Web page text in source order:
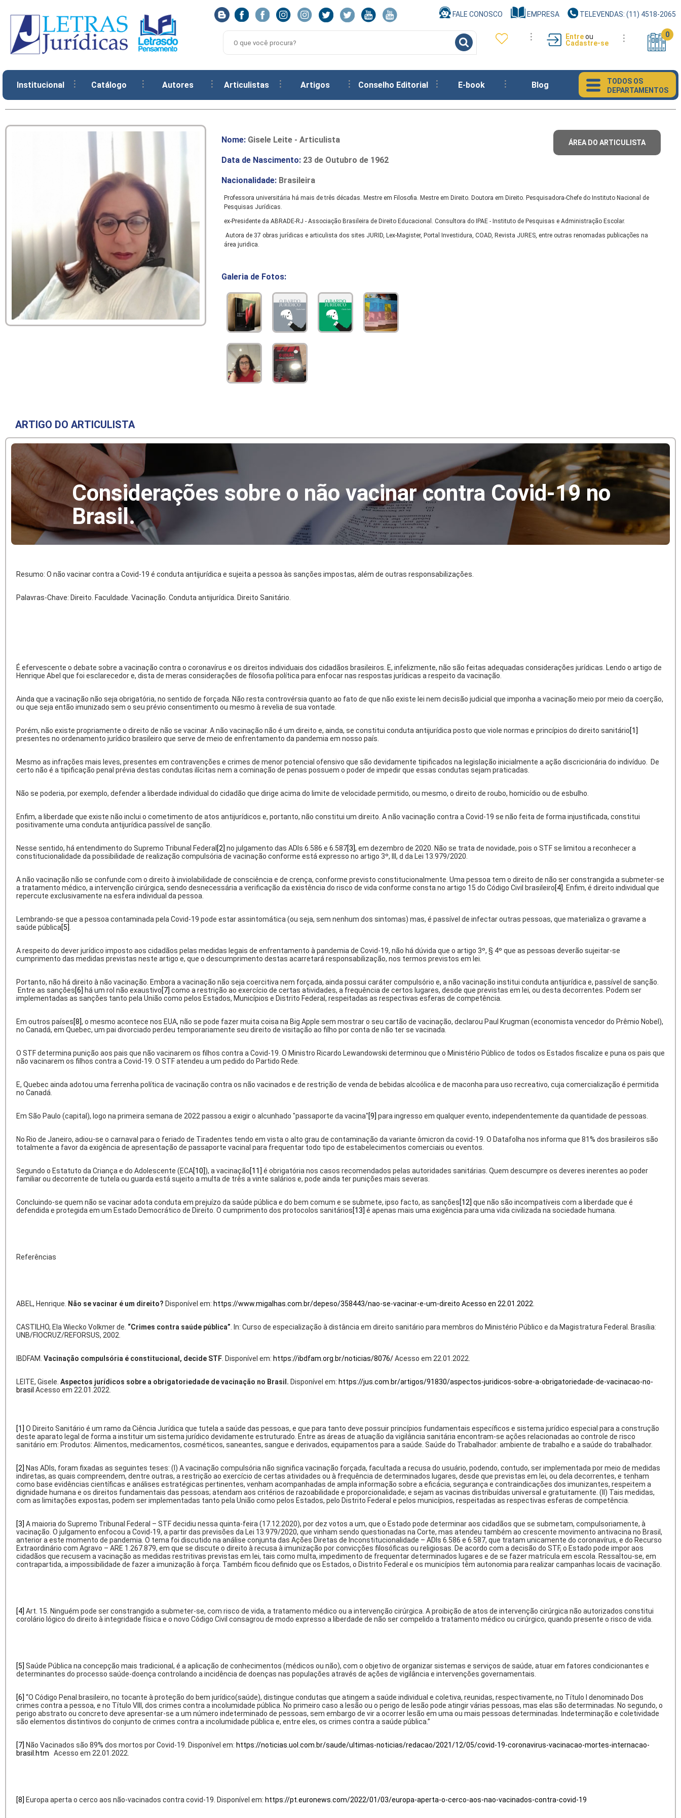
FALE CONOSCO EMPRESA TELEVENDAS: (11) 4518-2065
Entreou
Cadastre-se
0
Institucional Catálogo Autores Articulistas Artigos Conselho Editorial E-book Blog
TODOS OS
DEPARTAMENTOS
ÁREA DO ARTICULISTA
Nome: Gisele Leite - Articulista
Data de Nascimento: 23 de Outubro de 1962
Nacionalidade: Brasileira
Professora universitária há mais de três décadas. Mestre em Filosofia. Mestre em Direito. Doutora em Direito. Pesquisadora-Chefe do Instituto Nacional de
Pesquisas Jurídicas.
ex-Presidente da ABRADE-RJ - Associação Brasileira de Direito Educacional. Consultora do IPAE - Instituto de Pesquisas e Administração Escolar.
Autora de 37 obras jurídicas e articulista dos sites JURID, Lex-Magister, Portal Investidura, COAD, Revista JURES, entre outras renomadas publicações na
área juridica.
Galeria de Fotos:
ARTIGO DO ARTICULISTA
Considerações sobre o não vacinar contra Covid-19 no
Brasil.
Resumo: O não vacinar contra a Covid-19 é conduta antijurídica e sujeita a pessoa às sanções impostas, além de outras responsabilizações.
Palavras-Chave: Direito. Faculdade. Vacinação. Conduta antijurídica. Direito Sanitário.
É efervescente o debate sobre a vacinação contra o coronavírus e os direitos individuais dos cidadãos brasileiros. E, infelizmente, não são feitas adequadas considerações jurídicas. Lendo o artigo de
Henrique Abel que foi esclarecedor e, dista de meras considerações de filosofia política para enfocar nas respostas jurídicas a respeito da vacinação.
Ainda que a vacinação não seja obrigatória, no sentido de forçada. Não resta controvérsia quanto ao fato de que não existe lei nem decisão judicial que imponha a vacinação meio por meio da coerção,
ou que seja então imunizado sem o seu prévio consentimento ou mesmo à revelia de sua vontade.
Porém, não existe propriamente o direito de não se vacinar. A não vacinação não é um direito e, ainda, se constitui conduta antijurídica posto que viole normas e princípios do direito sanitário[1]
presentes no ordenamento jurídico brasileiro que serve de meio de enfrentamento da pandemia em nosso país.
Mesmo as infrações mais leves, presentes em contravenções e crimes de menor potencial ofensivo que são devidamente tipificados na legislação inicialmente a ação discricionária do indivíduo. De
certo não é a tipificação penal prévia destas condutas ilícitas nem a cominação de penas possuem o poder de impedir que essas condutas sejam praticadas.
Não se poderia, por exemplo, defender a liberdade individual do cidadão que dirige acima do limite de velocidade permitido, ou mesmo, o direito de roubo, homicídio ou de esbulho.
Enfim, a liberdade que existe não inclui o cometimento de atos antijurídicos e, portanto, não constitui um direito. A não vacinação contra a Covid-19 se não feita de forma injustificada, constitui
positivamente uma conduta antijurídica passível de sanção.
Nesse sentido, há entendimento do Supremo Tribunal Federal [2] no julgamento das ADIs 6.586 e 6.587[3], em dezembro de 2020. Não se trata de novidade, pois o STF se limitou a reconhecer a
constitucionalidade da possibilidade de realização compulsória de vacinação conforme está expresso no artigo 3º, III, d da Lei 13.979/2020.
A não vacinação não se confunde com o direito à inviolabilidade de consciência e de crença, conforme previsto constitucionalmente. Uma pessoa tem o direito de não ser constrangida a submeter-se
a tratamento médico, a intervenção cirúrgica, sendo desnecessária a verificação da existência do risco de vida conforme consta no artigo 15 do Código Civil brasileiro[4]
. Enfim, é direito individual que
repercute exclusivamente na esfera individual da pessoa.
Lembrando-se que a pessoa contaminada pela Covid-19 pode estar assintomática (ou seja, sem nenhum dos sintomas) mas, é passível de infectar outras pessoas, que materializa o gravame a
saúde pública[5]
A respeito do dever jurídico imposto aos cidadãos pelas medidas legais de enfrentamento à pandemia de Covid-19, não há dúvida que o artigo 3º, § 4º que as pessoas deverão sujeitar-se
cumprimento das medidas previstas neste artigo e, que o descumprimento destas acarretará responsabilização, nos termos previstos em lei.
Portanto, não há direito à não vacinação. Embora a vacinação não seja coercitiva nem forçada, ainda possui caráter compulsório e, a não vacinação institui conduta antijurídica e, passível de sanção.
Entre as sanções[6] há um rol não exaustivo[7] como a restrição ao exercício de certas atividades, a frequência de certos lugares, desde que previstas em lei, ou desta decorrentes. Podem ser
implementadas as sanções tanto pela União como pelos Estados, Municípios e Distrito Federal, respeitadas as respectivas esferas de competência.
Em outros países[8], o mesmo acontece nos EUA, não se pode fazer muita coisa na Big Apple sem mostrar o seu cartão de vacinação, declarou Paul Krugman (economista vencedor do Prêmio Nobel),
no Canadá, em Quebec, um pai divorciado perdeu temporariamente seu direito de visitação ao filho por conta de não ter se vacinada.
O STF determina punição aos pais que não vacinarem os filhos contra a Covid-19. O Ministro Ricardo Lewandowski determinou que o Ministério Público de todos os Estados fiscalize e puna os pais que
não vacinarem os filhos contra a Covid-19. O STF atendeu a um pedido do Partido Rede.
E, Quebec ainda adotou uma ferrenha política de vacinação contra os não vacinados e de restrição de venda de bebidas alcoólica e de maconha para uso recreativo, cuja comercialização é permitida
no Canadá.
Em São Paulo (capital), logo na primeira semana de 2022 passou a exigir o alcunhado "passaporte da vacina"[9] para ingresso em qualquer evento, independentemente da quantidade de pessoas.
No Rio de Janeiro, adiou-se o carnaval para o feriado de Tiradentes tendo em vista o alto grau de contaminação da variante ômicron da covid-19. O Datafolha nos informa que 81% dos brasileiros são
totalmente a favor da exigência de apresentação de passaporte vacinal para frequentar todo tipo de estabelecimentos comerciais ou eventos.
Segundo o Estatuto da Criança e do Adolescente (ECA[10]), a vacinação[11] é obrigatória nos casos recomendados pelas autoridades sanitárias. Quem descumpre os deveres inerentes ao poder
familiar ou decorrente de tutela ou guarda está sujeito a multa de três a vinte salários e, pode ainda ter punições mais severas.
Concluindo-se quem não se vacinar adota conduta em prejuízo da saúde pública e do bem comum e se submete, ipso facto, as sanções[12] que não são incompatíveis com a liberdade que é
defendida e protegida em um Estado Democrático de Direito. O cumprimento dos protocolos sanitários[13] é apenas mais uma exigência para uma vida civilizada na sociedade humana.
Referências
ABEL, Henrique. Não se vacinar é um direito? Disponível em: https://www.migalhas.com.br/depeso/358443/nao-se-vacinar-e-um-direito Acesso en 22.01.2022
CASTILHO, Ela Wiecko Volkmer de. “Crimes contra saúde pública” . In: Curso de especialização à distância em direito sanitário para membros do Ministério Público e da Magistratura Federal. Brasília:
UNB/FIOCRUZ/REFORSUS, 2002.
IBDFAM. Vacinação compulsória é constitucional, decide STF . Disponível em: https://ibdfam.org.br/noticias/8076/Acesso em 22.01.2022.
LEITE, Gisele. Aspectos jurídicos sobre a obrigatoriedade de vacinação no Brasil. Disponível em: https://jus.com.br/artigos/91830/aspectos-juridicos-sobre-a-obrigatoriedade-de-vacinacao-no-
brasil Acesso em 22.01.2022.
[1] O Direito Sanitário é um ramo da Ciência Jurídica que tutela a saúde das pessoas, e que para tanto deve possuir princípios fundamentais específicos e sistema jurídico especial para a construção
deste aparato legal de forma a instituir um sistema jurídico devidamente estruturado. Entre as áreas de atuação da vigilância sanitária encontram-se ações relacionadas ao controle de risco
sanitário em: Produtos: Alimentos, medicamentos, cosméticos, saneantes, sangue e derivados, equipamentos para a saúde. Saúde do Trabalhador: ambiente de trabalho e a saúde do trabalhador.
[2] Nas ADIs, foram fixadas as seguintes teses: (I) A vacinação compulsória não significa vacinação forçada, facultada a recusa do usuário, podendo, contudo, ser implementada por meio de medidas
indiretas, as quais compreendem, dentre outras, a restrição ao exercício de certas atividades ou à frequência de determinados lugares, desde que previstas em lei, ou dela decorrentes, e tenham
como base evidências científicas e análises estratégicas pertinentes, venham acompanhadas de ampla informação sobre a eficácia, segurança e contraindicações dos imunizantes, respeitem a
dignidade humana e os direitos fundamentais das pessoas; atendam aos critérios de razoabilidade e proporcionalidade; e sejam as vacinas distribuídas universal e gratuitamente. (II) Tais medidas,
com as limitações expostas, podem ser implementadas tanto pela União como pelos Estados, pelo Distrito Federal e pelos municípios, respeitadas as respectivas esferas de competência.
[3] A maioria do Supremo Tribunal Federal – STF decidiu nessa quinta-feira (17.12.2020), por dez votos a um, que o Estado pode determinar aos cidadãos que se submetam, compulsoriamente, à
vacinação. O julgamento enfocou a Covid-19, a partir das previsões da Lei 13.979/2020, que vinham sendo questionadas na Corte, mas atendeu também ao crescente movimento antivacina no Brasil,
anterior a este momento de pandemia. O tema foi discutido na análise conjunta das Ações Diretas de Inconstitucionalidade – ADIs 6.586 e 6.587, que tratam unicamente do coronavírus, e do Recurso
Extraordinário com Agravo – ARE 1.267.879, em que se discute o direito à recusa à imunização por convicções filosóficas ou religiosas. De acordo com a decisão do STF, o Estado pode impor aos
cidadãos que recusem a vacinação as medidas restritivas previstas em lei, tais como multa, impedimento de frequentar determinados lugares e de se fazer matrícula em escola. Ressaltou-se, em
contrapartida, a impossibilidade de fazer a imunização à força. Também ficou definido que os Estados, o Distrito Federal e os municípios têm autonomia para realizar campanhas locais de vacinação.
[4] Art. 15. Ninguém pode ser constrangido a submeter-se, com risco de vida, a tratamento médico ou a intervenção cirúrgica. A proibição de atos de intervenção cirúrgica não autorizados constitui
corolário lógico do direito à integridade física e o novo Código Civil consagrou de modo expresso a liberdade de não ser compelido a tratamento médico ou cirúrgico, quando presente o risco de vida.
[5] Saúde Pública na concepção mais tradicional, é a aplicação de conhecimentos (médicos ou não), com o objetivo de organizar sistemas e serviços de saúde, atuar em fatores condicionantes e
determinantes do processo saúde-doença controlando a incidência de doenças nas populações através de ações de vigilância e intervenções governamentais.
[6] “O Código Penal brasileiro, no tocante à proteção do bem jurídico(saúde), distingue condutas que atingem a saúde individual e coletiva, reunidas, respectivamente, no Título I denominado Dos
crimes contra a pessoa, e no Título VIII, dos crimes contra a incolumidade pública. No primeiro caso a lesão ou o perigo de lesão pode atingir várias pessoas, mas elas são determinadas. No segundo, o
perigo abstrato ou concreto deve apresentar-se a um número indeterminado de pessoas, sem embargo de vir a ocorrer lesão em uma ou mais pessoas determinadas. Indeterminação e coletividade
são elementos distintivos do conjunto de crimes contra a incolumidade pública e, entre eles, os crimes contra a saúde pública.”
[7] Não Vacinados são 89% dos mortos por Covid-19. Disponível em: https://noticias.uol.com.br/saude/ultimas-noticias/redacao/2021/12/05/covid-19-coronavirus-vacinacao-mortes-internacao-
brasil.htm Acesso em 22.01.2022.
[8] Europa aperta o cerco aos não-vacinados contra covid-19. Disponível em: https://pt.euronews.com/2022/01/03/europa-aperta-o-cerco-aos-nao-vacinados-contra-covid-19